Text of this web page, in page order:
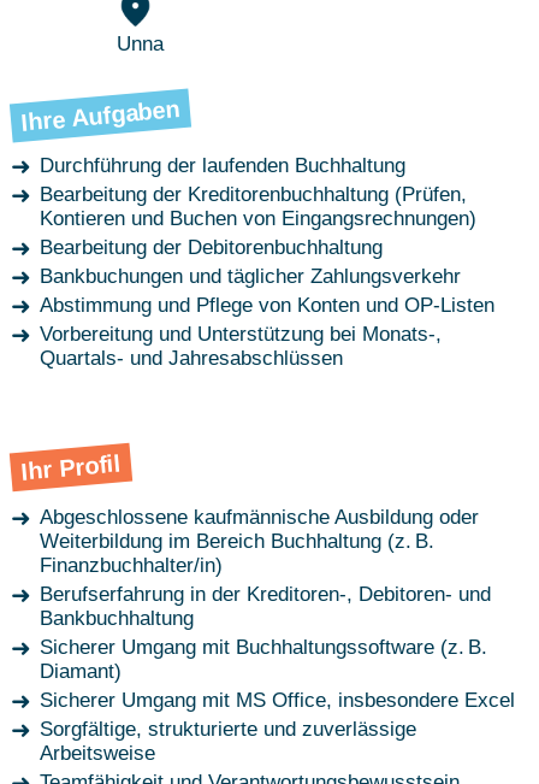
Unna
Ihre Aufgaben
Durchführung der laufenden Buchhaltung
Bearbeitung der Kreditorenbuchhaltung (Prüfen,
Kontieren und Buchen von Eingangsrechnungen)
Bearbeitung der Debitorenbuchhaltung
Bankbuchungen und täglicher Zahlungsverkehr
Abstimmung und Pflege von Konten und OP-Listen
Vorbereitung und Unterstützung bei Monats-,
Quartals- und Jahresabschlüssen
Ihr Profil
Abgeschlossene kaufmännische Ausbildung oder
Weiterbildung im Bereich Buchhaltung (z. B.
Finanzbuchhalter/in)
Berufserfahrung in der Kreditoren-, Debitoren- und
Bankbuchhaltung
Sicherer Umgang mit Buchhaltungssoftware (z. B.
Diamant)
Sicherer Umgang mit MS Office, insbesondere Excel
Sorgfältige, strukturierte und zuverlässige
Arbeitsweise